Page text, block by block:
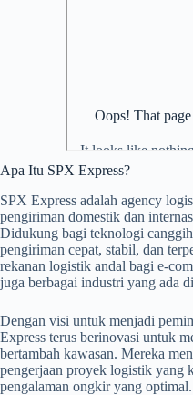
Apa Itu SPX Express?
SPX Express adalah agency
pengiriman domestik dan
Didukung bagi teknologi
pengiriman cepat, stabil, dan
rekanan logistik andal bagi e-
juga berbagai industri yang ada
Dengan visi untuk menjadi
Express terus berinovasi untuk
bertambah kawasan. Mereka
pengerjaan proyek logistik yang
pengalaman ongkir yang optimal.